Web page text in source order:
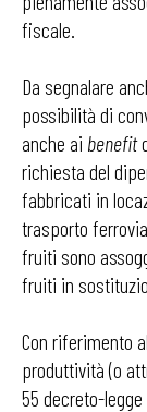
fiscale.
Da segnalare
possibilità di
anche ai benefit
richiesta del
fabbricati in
trasporto
fruiti sono
fruiti in
Con riferimento
produttività (o
55 decreto-